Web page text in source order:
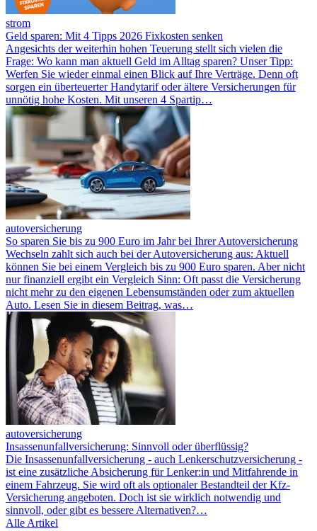
strom
Geld sparen: Mit 4 Tipps 2026 Fixkosten senken
Angesichts der weiterhin hohen Teuerung stellt sich vielen die
Frage: Wo kann man aktuell Geld im Alltag sparen? Unser Tipp:
Werfen Sie wieder einmal einen Blick auf Ihre Verträge. Denn oft
sorgen ein überteuerter Handytarif oder ältere Versicherungen für
unnötig hohe Kosten. Mit unseren 4 Spartip…
autoversicherung
So sparen Sie bis zu 900 Euro im Jahr bei Ihrer Autoversicherung
Wechseln zahlt sich auch bei der Autoversicherung aus: Aktuell
können Sie bei einem Vergleich bis zu 900 Euro sparen. Aber nicht
nur finanziell ergibt ein Vergleich Sinn: Oft passt die Versicherung
nicht mehr zu den eigenen Lebensumständen oder zum aktuellen
Auto. Lesen Sie in diesem Beitrag, was…
autoversicherung
Insassenunfallversicherung: Sinnvoll oder überflüssig?
Die Insassenunfallversicherung - auch Lenkerschutzversicherung -
ist eine zusätzliche Absicherung für Lenker:in und Mitfahrende in
einem Fahrzeug. Sie wird oft als optionaler Bestandteil der Kfz-
Versicherung angeboten. Doch ist sie wirklich notwendig und
sinnvoll, oder gibt es bessere Alternativen?…
Alle Artikel